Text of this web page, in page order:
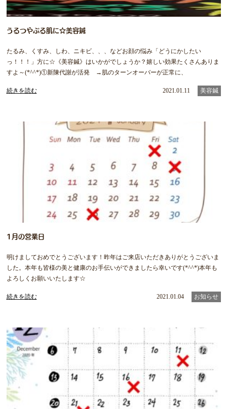
うるつやぷる肌に☆美容鍼
たるみ、くすみ、しわ、ニキビ、、、などお顔の悩み「どうにかしたい
っ！！！」方に☆《美容鍼》はいかがでしょうか？嬉しい効果たくさんありま
すよ～(*^^*)①新陳代謝が活発 →肌のターンオーバーが正常に、
続きを読む 2021.01.11 美容鍼
1月の営業日
明けましておめでとうございます！昨年はご来店いただきありがとうございま
した。本年も皆様の美と健康のお手伝いができましたら幸いです(*^^*)本年も
よろしくお願いいたします☆
続きを読む 2021.01.04 お知らせ